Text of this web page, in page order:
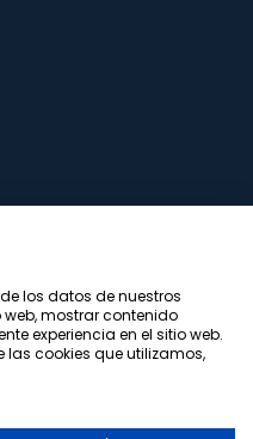
los datos de nuestros
mostrar contenido
experiencia en el sitio web.
las cookies que utilizamos,